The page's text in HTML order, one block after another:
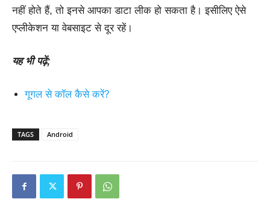
नहीं होते हैं, तो इनसे आपका डाटा लीक हो सकता है। इसीलिए ऐसे
एप्लीकेशन या वेबसाइट से दूर रहें।
यह भी पढ़ें;
गूगल से कॉल कैसे करें?
TAGS Android